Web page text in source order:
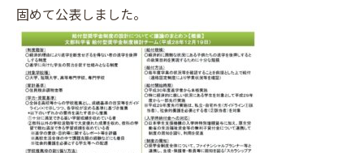
固めて公表しました。